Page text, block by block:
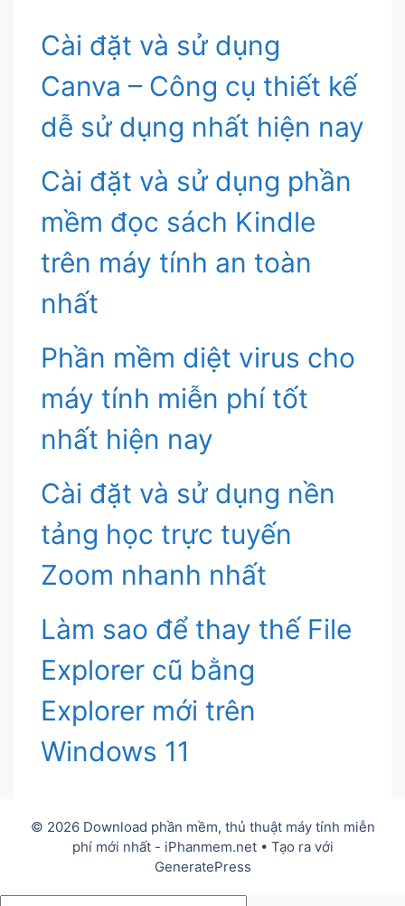
Cài đặt và sử dụng
Canva – Công cụ thiết kế
dễ sử dụng nhất hiện nay
Cài đặt và sử dụng phần
mềm đọc sách Kindle
trên máy tính an toàn
nhất
Phần mềm diệt virus cho
máy tính miễn phí tốt
nhất hiện nay
Cài đặt và sử dụng nền
tảng học trực tuyến
Zoom nhanh nhất
Làm sao để thay thế File
Explorer cũ bằng
Explorer mới trên
Windows 11
© 2026 Download phần mềm, thủ thuật máy tính miễn
phí mới nhất - iPhanmem.net• Tạo ra với
GeneratePress